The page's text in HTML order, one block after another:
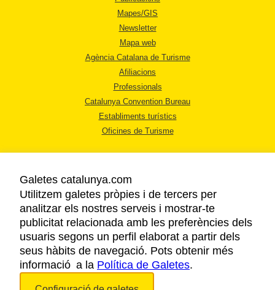
Mapes/GIS
Newsletter
Mapa web
Agència Catalana de Turisme
Afiliacions
Professionals
Catalunya Convention Bureau
Establiments turístics
Oficines de Turisme
AVÍS LEGAL
POLÍTICA DE PRIVACITAT
COOKIES
ACCESSIBILITAT
Galetes catalunya.com
Utilitzem galetes pròpies i de tercers per
analitzar els nostres serveis i mostrar-te
publicitat relacionada amb les preferències dels
usuaris segons un perfil elaborat a partir dels
seus hàbits de navegació. Pots obtenir més
informació a la Política de Galetes.